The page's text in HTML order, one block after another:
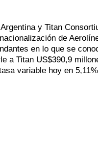
y Titan
de
en lo que se
a Titan US$390,9
variable hoy en